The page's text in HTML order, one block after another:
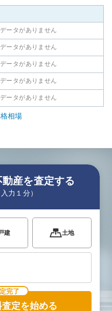
データがありません
データがありません
データがありません
データがありません
データがありません
相場
産を査定する
力１分）
建 土地
完了
定を始める